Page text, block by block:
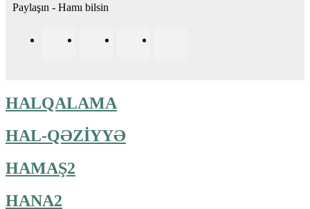
Paylaşın - Hamı bilsin
HALQALAMA
HAL-QƏZİYYƏ
HAMAŞ2
HANA2